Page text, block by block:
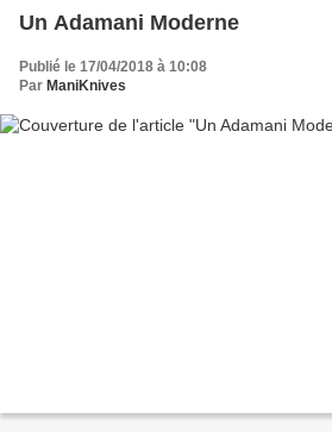
Un Adamani Moderne
Publié le 17/04/2018 à 10:08
Par ManiKnives